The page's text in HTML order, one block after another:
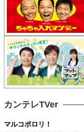
カンテレTVer
マルコポロリ！